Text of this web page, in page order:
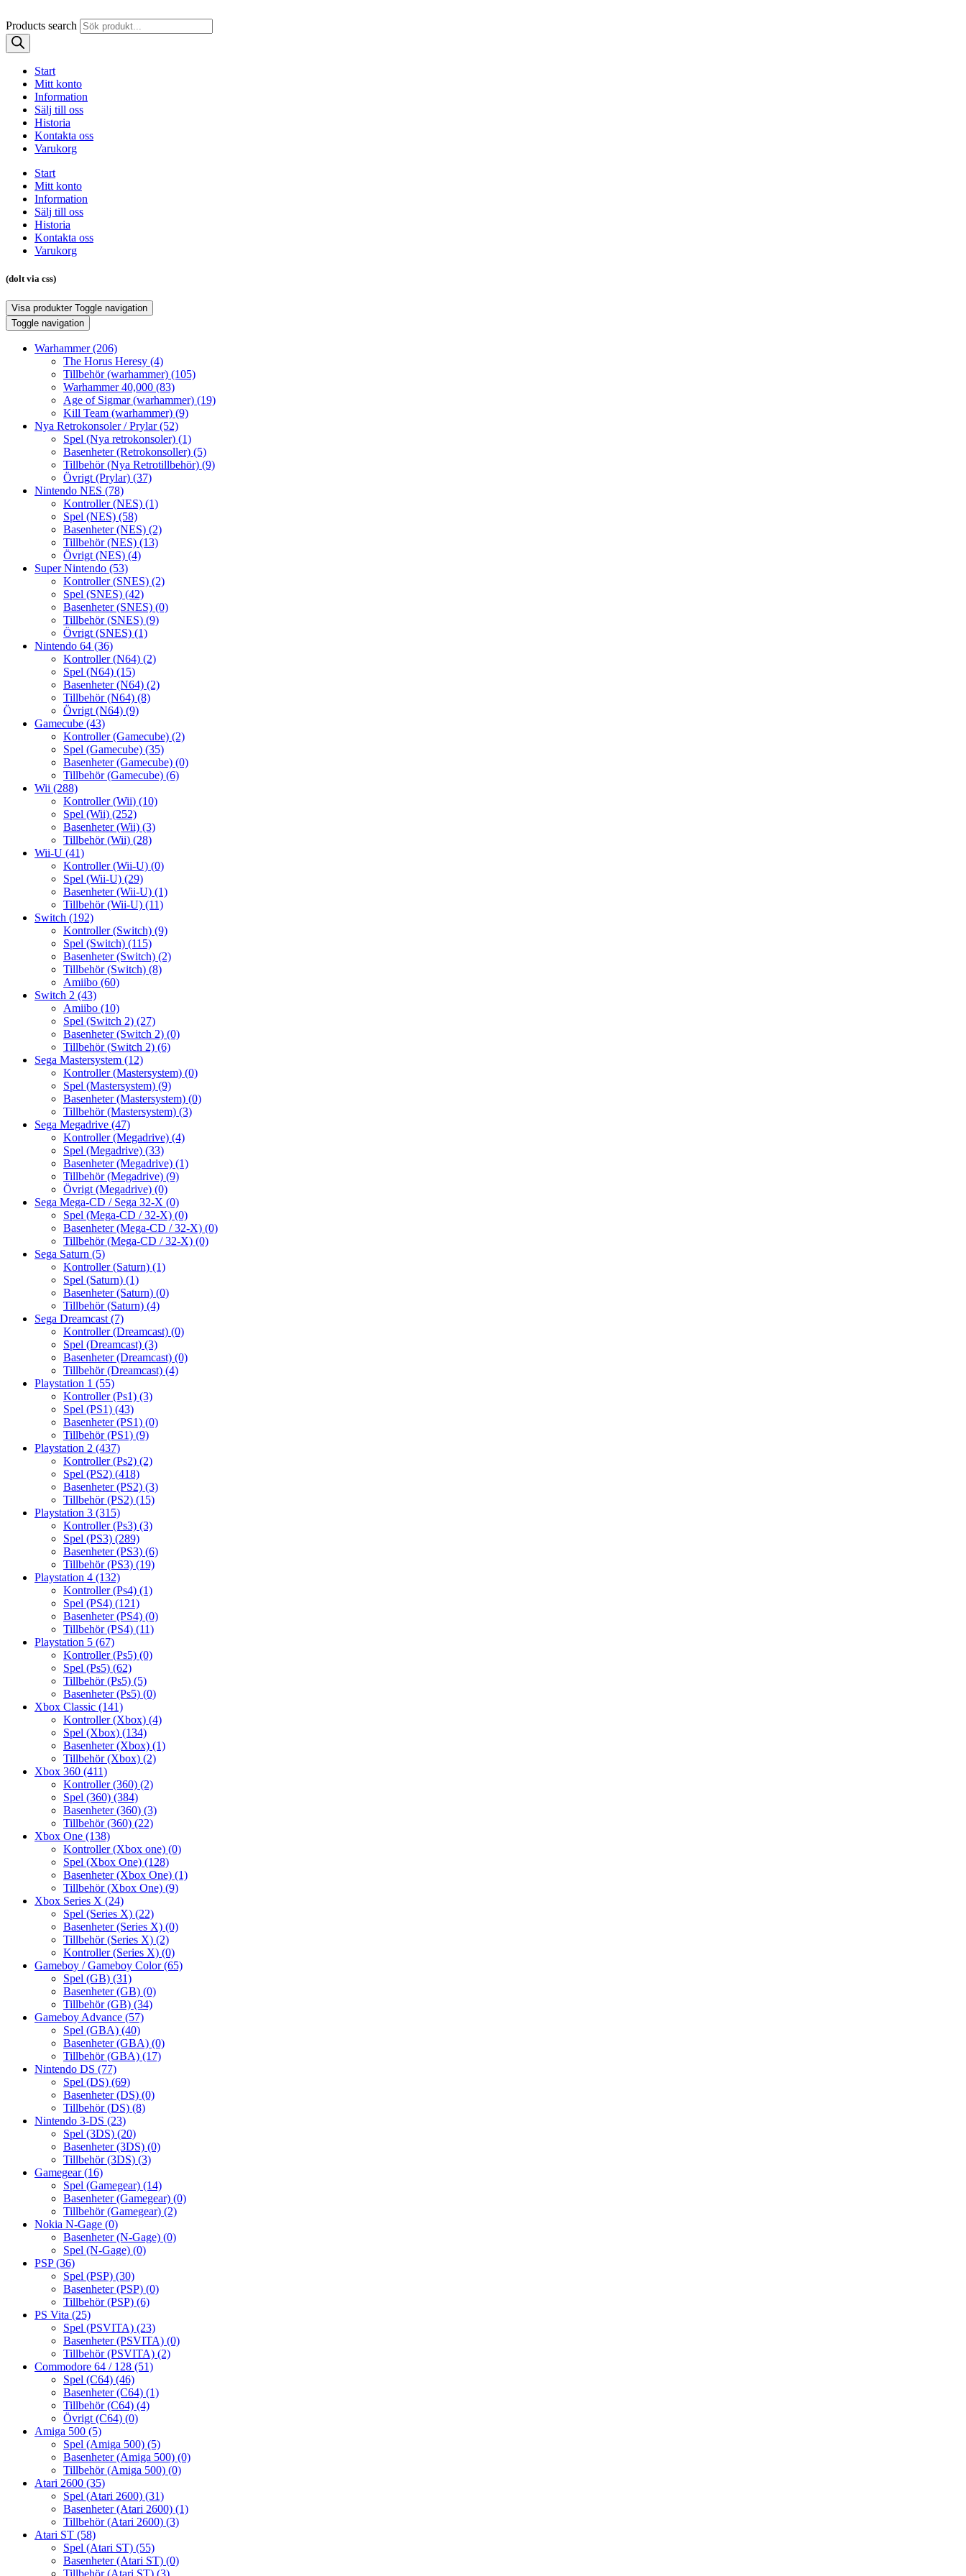
Products search
Start
Mitt konto
Information
Sälj till oss
Historia
Kontakta oss
Varukorg
Start
Mitt konto
Information
Sälj till oss
Historia
Kontakta oss
Varukorg
(dolt via css)
Visa produkter Toggle navigation
Toggle navigation
Warhammer(206)
The Horus Heresy (4)
Tillbehör (warhammer) (105)
Warhammer 40,000 (83)
Age of Sigmar (warhammer) (19)
Kill Team (warhammer) (9)
Nya Retrokonsoler / Prylar(52)
Spel (Nya retrokonsoler) (1)
Basenheter (Retrokonsoller) (5)
Tillbehör (Nya Retrotillbehör) (9)
Övrigt (Prylar) (37)
Nintendo NES (78)
Kontroller (NES) (1)
Spel (NES) (58)
Basenheter (NES) (2)
Tillbehör (NES) (13)
Övrigt (NES) (4)
Super Nintendo (53)
Kontroller (SNES) (2)
Spel (SNES) (42)
Basenheter (SNES) (0)
Tillbehör (SNES) (9)
Övrigt (SNES) (1)
Nintendo 64 (36)
Kontroller (N64) (2)
Spel (N64) (15)
Basenheter (N64) (2)
Tillbehör (N64) (8)
Övrigt (N64) (9)
Gamecube (43)
Kontroller (Gamecube) (2)
Spel (Gamecube) (35)
Basenheter (Gamecube) (0)
Tillbehör (Gamecube) (6)
Wii (288)
Kontroller (Wii) (10)
Spel (Wii) (252)
Basenheter (Wii) (3)
Tillbehör (Wii) (28)
Wii-U (41)
Kontroller (Wii-U) (0)
Spel (Wii-U) (29)
Basenheter (Wii-U) (1)
Tillbehör (Wii-U) (11)
Switch (192)
Kontroller (Switch) (9)
Spel (Switch) (115)
Basenheter (Switch) (2)
Tillbehör (Switch) (8)
Amiibo (60)
Switch 2 (43)
Amiibo (10)
Spel (Switch 2) (27)
Basenheter (Switch 2) (0)
Tillbehör (Switch 2) (6)
Sega Mastersystem (12)
Kontroller (Mastersystem) (0)
Spel (Mastersystem) (9)
Basenheter (Mastersystem) (0)
Tillbehör (Mastersystem) (3)
Sega Megadrive (47)
Kontroller (Megadrive) (4)
Spel (Megadrive) (33)
Basenheter (Megadrive) (1)
Tillbehör (Megadrive) (9)
Övrigt (Megadrive) (0)
Sega Mega-CD / Sega 32-X (0)
Spel (Mega-CD / 32-X) (0)
Basenheter (Mega-CD / 32-X) (0)
Tillbehör (Mega-CD / 32-X) (0)
Sega Saturn (5)
Kontroller (Saturn) (1)
Spel (Saturn) (1)
Basenheter (Saturn) (0)
Tillbehör (Saturn) (4)
Sega Dreamcast (7)
Kontroller (Dreamcast) (0)
Spel (Dreamcast) (3)
Basenheter (Dreamcast) (0)
Tillbehör (Dreamcast) (4)
Playstation 1 (55)
Kontroller (Ps1) (3)
Spel (PS1) (43)
Basenheter (PS1) (0)
Tillbehör (PS1) (9)
Playstation 2 (437)
Kontroller (Ps2) (2)
Spel (PS2) (418)
Basenheter (PS2) (3)
Tillbehör (PS2) (15)
Playstation 3 (315)
Kontroller (Ps3) (3)
Spel (PS3) (289)
Basenheter (PS3) (6)
Tillbehör (PS3) (19)
Playstation 4 (132)
Kontroller (Ps4) (1)
Spel (PS4) (121)
Basenheter (PS4) (0)
Tillbehör (PS4) (11)
Playstation 5 (67)
Kontroller (Ps5) (0)
Spel (Ps5) (62)
Tillbehör (Ps5) (5)
Basenheter (Ps5) (0)
Xbox Classic (141)
Kontroller (Xbox) (4)
Spel (Xbox) (134)
Basenheter (Xbox) (1)
Tillbehör (Xbox) (2)
Xbox 360 (411)
Kontroller (360) (2)
Spel (360) (384)
Basenheter (360) (3)
Tillbehör (360) (22)
Xbox One (138)
Kontroller (Xbox one) (0)
Spel (Xbox One) (128)
Basenheter (Xbox One) (1)
Tillbehör (Xbox One) (9)
Xbox Series X (24)
Spel (Series X) (22)
Basenheter (Series X) (0)
Tillbehör (Series X) (2)
Kontroller (Series X) (0)
Gameboy / Gameboy Color(65)
Spel (GB) (31)
Basenheter (GB) (0)
Tillbehör (GB) (34)
Gameboy Advance (57)
Spel (GBA) (40)
Basenheter (GBA) (0)
Tillbehör (GBA) (17)
Nintendo DS (77)
Spel (DS) (69)
Basenheter (DS) (0)
Tillbehör (DS) (8)
Nintendo 3-DS (23)
Spel (3DS) (20)
Basenheter (3DS) (0)
Tillbehör (3DS) (3)
Gamegear(16)
Spel (Gamegear) (14)
Basenheter (Gamegear) (0)
Tillbehör (Gamegear) (2)
Nokia N-Gage (0)
Basenheter (N-Gage) (0)
Spel (N-Gage) (0)
PSP(36)
Spel (PSP) (30)
Basenheter (PSP) (0)
Tillbehör (PSP) (6)
PS Vita (25)
Spel (PSVITA) (23)
Basenheter (PSVITA) (0)
Tillbehör (PSVITA) (2)
Commodore 64 / 128 (51)
Spel (C64) (46)
Basenheter (C64) (1)
Tillbehör (C64) (4)
Övrigt (C64) (0)
Amiga 500 (5)
Spel (Amiga 500) (5)
Basenheter (Amiga 500) (0)
Tillbehör (Amiga 500) (0)
Atari 2600 (35)
Spel (Atari 2600) (31)
Basenheter (Atari 2600) (1)
Tillbehör (Atari 2600) (3)
Atari ST (58)
Spel (Atari ST) (55)
Basenheter (Atari ST) (0)